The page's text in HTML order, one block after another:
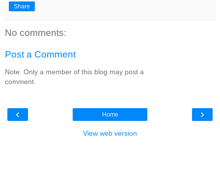
Share
No comments:
Post a Comment
Note: Only a member of this blog may post a
comment.
‹ ›
Home
View web version